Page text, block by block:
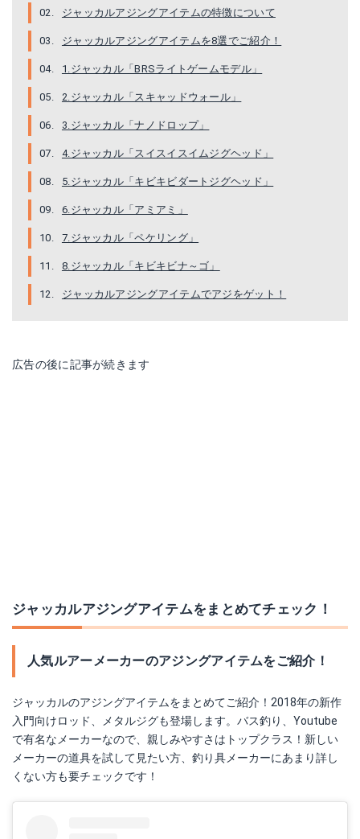
ジャッカルアジングアイテムの特徴について
ジャッカルアジングアイテムを8選でご紹介！
1.ジャッカル「BRSライトゲームモデル」
2.ジャッカル「スキャッドウォール」
3.ジャッカル「ナノドロップ」
4.ジャッカル「スイスイスイムジグヘッド」
5.ジャッカル「キビキビダートジグヘッド」
6.ジャッカル「アミアミ」
7.ジャッカル「ペケリング」
8.ジャッカル「キビキビナ～ゴ」
ジャッカルアジングアイテムでアジをゲット！
広告の後に記事が続きます
【メール便可】ジャッカル ペケリング 2インチ
Amazonで詳細を見る Amazonで詳細を見る
ジャッカルアジングアイテムをまとめてチェック！
人気ルアーメーカーのアジングアイテムをご紹介！
ジャッカルのアジングアイテムをまとめてご紹介！2018年の新作
入門向けロッド、メタルジグも登場します。バス釣り、Youtube
で有名なメーカーなので、親しみやすさはトップクラス！新しい
メーカーの道具を試して見たい方、釣り具メーカーにあまり詳し
くない方も要チェックです！